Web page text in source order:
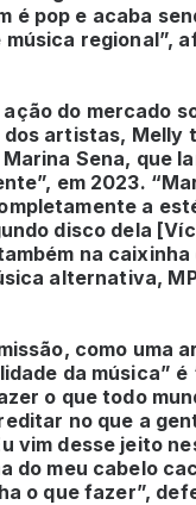
é pop e acaba
regional”,
do mercado
artistas, Melly
Sena, que
em 2023.
a
disco dela
na caixinha
alternativa,
como uma
da música”
o que todo
no que a
vim desse jeito
do meu cabelo
o que fazer”,